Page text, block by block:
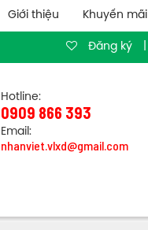
Giới thiệu Khuyến mãi
Đăng ký
Hotline:
0909 866 393
Email:
nhanviet.vlxd@gmail.com